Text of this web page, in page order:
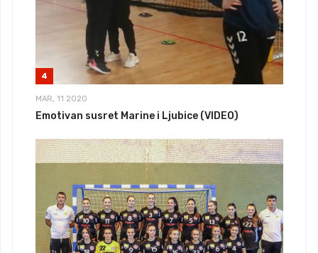
4
MAR, 11 2020
Emotivan susret Marine i Ljubice (VIDEO)